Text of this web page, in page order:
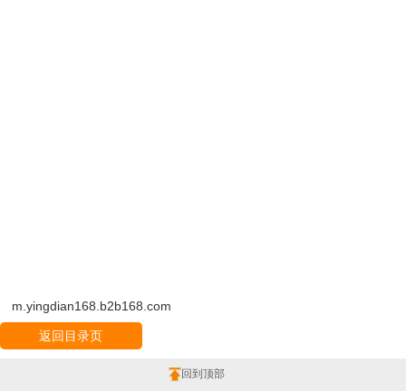
m.yingdian168.b2b168.com
返回目录页
回到顶部